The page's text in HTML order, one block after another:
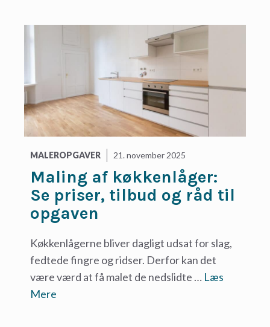
MALEROPGAVER 21. november 2025
Maling af køkkenlåger:
Se priser, tilbud og råd til
opgaven
Køkkenlågerne bliver dagligt udsat for slag,
fedtede fingre og ridser. Derfor kan det
være værd at få malet de nedslidte … Læs
Mere